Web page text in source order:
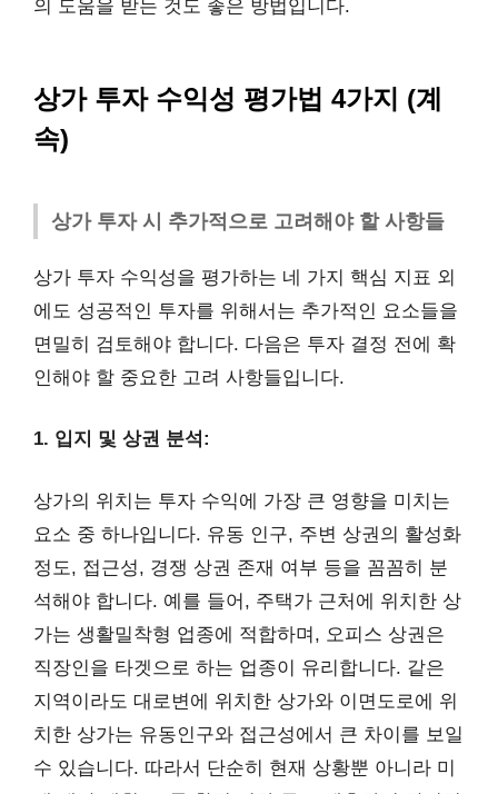
의 도움을 받는 것도 좋은 방법입니다.
상가 투자 수익성 평가법 4가지 (계
속)
상가 투자 시 추가적으로 고려해야 할 사항들
상가 투자 수익성을 평가하는 네 가지 핵심 지표 외
에도 성공적인 투자를 위해서는 추가적인 요소들을
면밀히 검토해야 합니다. 다음은 투자 결정 전에 확
인해야 할 중요한 고려 사항들입니다.
1. 입지 및 상권 분석:
상가의 위치는 투자 수익에 가장 큰 영향을 미치는
요소 중 하나입니다. 유동 인구, 주변 상권의 활성화
정도, 접근성, 경쟁 상권 존재 여부 등을 꼼꼼히 분
석해야 합니다. 예를 들어, 주택가 근처에 위치한 상
가는 생활밀착형 업종에 적합하며, 오피스 상권은
직장인을 타겟으로 하는 업종이 유리합니다. 같은
지역이라도 대로변에 위치한 상가와 이면도로에 위
치한 상가는 유동인구와 접근성에서 큰 차이를 보일
수 있습니다. 따라서 단순히 현재 상황뿐 아니라 미